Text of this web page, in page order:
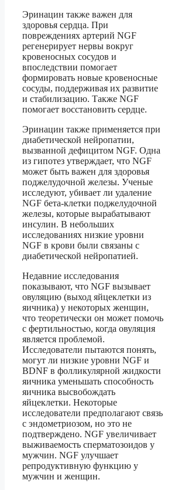
Эринацин также важен для
здоровья сердца. При
повреждениях артерий NGF
регенерирует нервы вокруг
кровеносных сосудов и
впоследствии помогает
формировать новые кровеносные
сосуды, поддерживая их развитие
и стабилизацию. Также NGF
помогает восстановить сердце.
Эринацин также применяется при
диабетической нейропатии,
вызванной дефицитом NGF. Одна
из гипотез утверждает, что NGF
может быть важен для здоровья
поджелудочной железы. Ученые
исследуют, убивает ли удаление
NGF бета-клетки поджелудочной
железы, которые вырабатывают
инсулин. В небольших
исследованиях низкие уровни
NGF в крови были связаны с
диабетической нейропатией.
Недавние исследования
показывают, что NGF вызывает
овуляцию (выход яйцеклетки из
яичника) у некоторых женщин,
что теоретически он может помочь
с фертильностью, когда овуляция
является проблемой.
Исследователи пытаются понять,
могут ли низкие уровни NGF и
BDNF в фолликулярной жидкости
яичника уменьшать способность
яичника высвобождать
яйцеклетки. Некоторые
исследователи предполагают связь
с эндометриозом, но это не
подтверждено. NGF увеличивает
выживаемость сперматозоидов у
мужчин. NGF улучшает
репродуктивную функцию у
мужчин и женщин.